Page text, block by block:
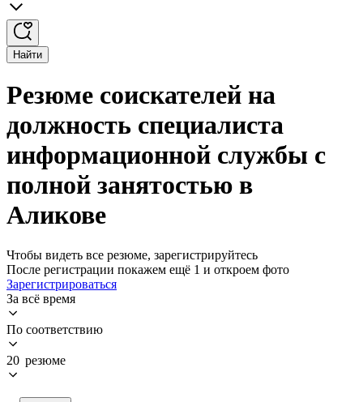
Найти
Резюме соискателей на
должность специалиста
информационной службы с
полной занятостью в
Аликове
Чтобы видеть все резюме, зарегистрируйтесь
После регистрации покажем ещё 1 и откроем фото
Зарегистрироваться
За всё время
По соответствию
20 резюме